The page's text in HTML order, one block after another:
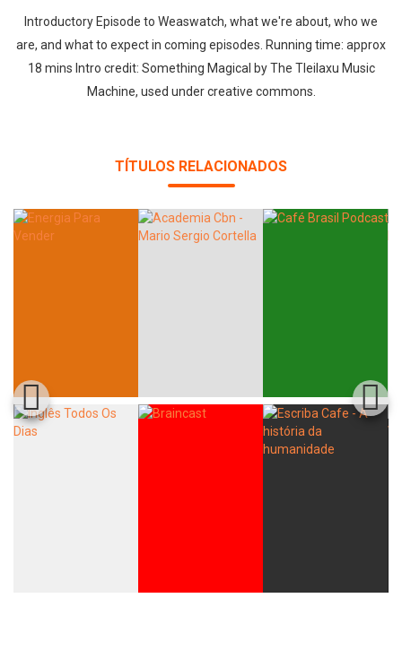
Introductory Episode to Weaswatch, what we're about, who we
are, and what to expect in coming episodes. Running time: approx
18 mins Intro credit: Something Magical by The Tleilaxu Music
Machine, used under creative commons.
TÍTULOS RELACIONADOS